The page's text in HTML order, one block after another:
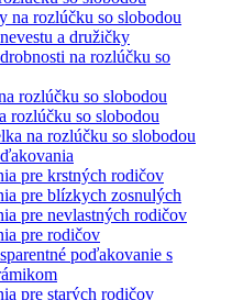
na rozlúčku so slobodou
a družičky
na rozlúčku so
rozlúčku so slobodou
rozlúčku so slobodou
na rozlúčku so slobodou
pre krstných rodičov
pre blízkych zosnulých
pre nevlastných rodičov
pre rodičov
poďakovanie s
pre starých rodičov